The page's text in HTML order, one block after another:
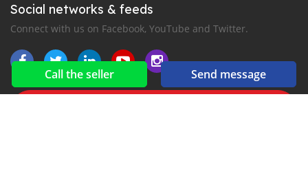
Call the seller Send message
Social networks & feeds
Connect with us on Facebook, YouTube and Twitter.